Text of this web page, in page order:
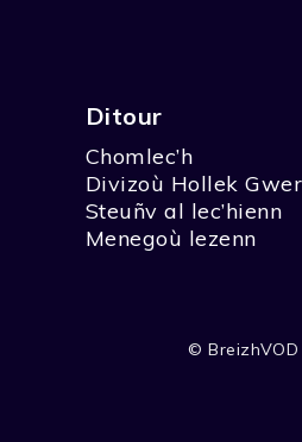
Ditour
Chomlec’h
Divizoù Hollek
Steuñv al lec’hienn
Menegoù lezenn
© BreizhVOD